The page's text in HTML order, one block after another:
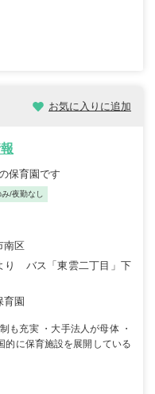
お気に入りに追加
保育園です
/夜勤なし
南区
り バス「東雲二丁目」下
育園
も充実 ・大手法人が母体 ・
的に保育施設を展開している